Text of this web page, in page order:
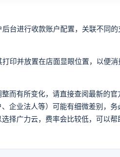
台进行收款账户配置，关联不同的
印并放置在店面显眼位置，以便消
而有所变化，请直接查阅最新的官
企业法人等）可能有细微差别，务
择广力云，费率会比较低，可以帮